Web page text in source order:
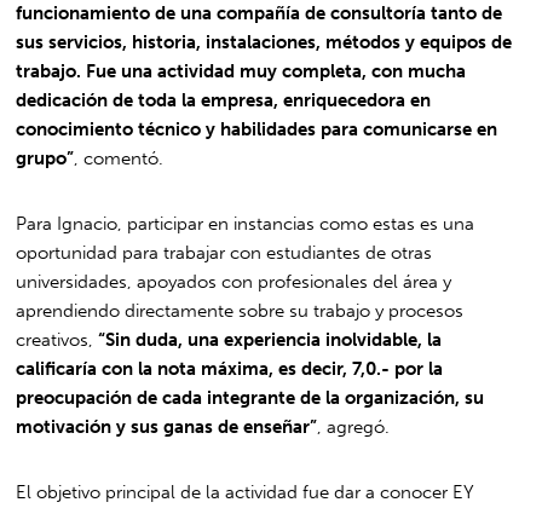
funcionamiento de una compañía de consultoría tanto de
sus servicios, historia, instalaciones, métodos y equipos de
trabajo. Fue una actividad muy completa, con mucha
dedicación de toda la empresa, enriquecedora en
conocimiento técnico y habilidades para comunicarse en
grupo” , comentó.
Para Ignacio, participar en instancias como estas es una
oportunidad para trabajar con estudiantes de otras
universidades, apoyados con profesionales del área y
aprendiendo directamente sobre su trabajo y procesos
creativos,“Sin duda, una experiencia inolvidable, la
calificaría con la nota máxima, es decir, 7,0.- por la
preocupación de cada integrante de la organización, su
motivación y sus ganas de enseñar” , agregó.
El objetivo principal de la actividad fue dar a conocer EY